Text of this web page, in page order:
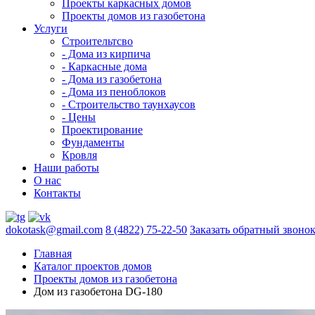
Проекты каркасных домов
Проекты домов из газобетона
Услуги
Строительтсво
- Дома из кирпича
- Каркасные дома
- Дома из газобетона
- Дома из пеноблоков
- Строительство таунхаусов
- Цены
Проектирование
Фундаменты
Кровля
Наши работы
О нас
Контакты
dokotask@gmail.com 8 (4822) 75-22-50 Заказать обратный звонок
Главная
Каталог проектов домов
Проекты домов из газобетона
Дом из газобетона DG-180